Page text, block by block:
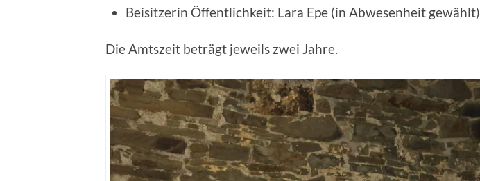
Beisitzerin Öffentlichkeit: Lara Epe (in Abwesenheit gewählt)
Die Amtszeit beträgt jeweils zwei Jahre.